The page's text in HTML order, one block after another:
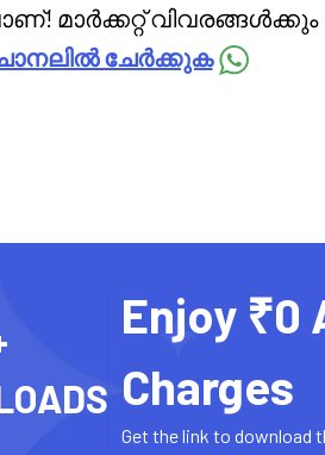
മാർക്കറ്റ് വിവരങ്ങൾക്കും
ചേർക്കുക
Enjoy ₹0
Charges
Get the link to download